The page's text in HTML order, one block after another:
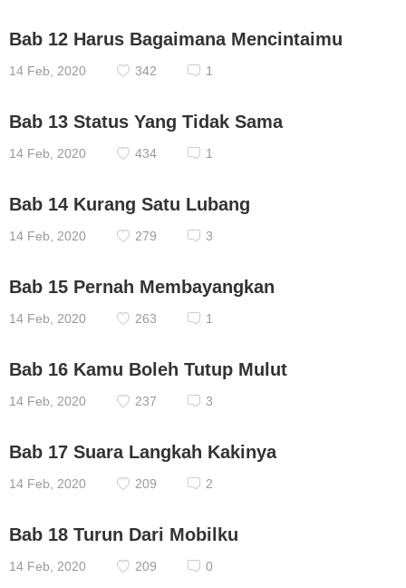
Bab 12 Harus Bagaimana Mencintaimu
14 Feb, 2020 342 1
Bab 13 Status Yang Tidak Sama
14 Feb, 2020 434 1
Bab 14 Kurang Satu Lubang
14 Feb, 2020 279 3
Bab 15 Pernah Membayangkan
14 Feb, 2020 263 1
Bab 16 Kamu Boleh Tutup Mulut
14 Feb, 2020 237 3
Bab 17 Suara Langkah Kakinya
14 Feb, 2020 209 2
Bab 18 Turun Dari Mobilku
14 Feb, 2020 209 0